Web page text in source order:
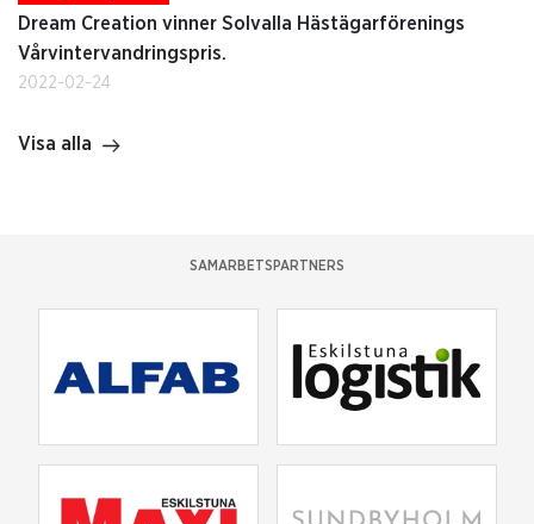
Dream Creation vinner Solvalla Hästägarförenings
Vårvintervandringspris.
2022-02-24
Visa alla
SAMARBETSPARTNERS